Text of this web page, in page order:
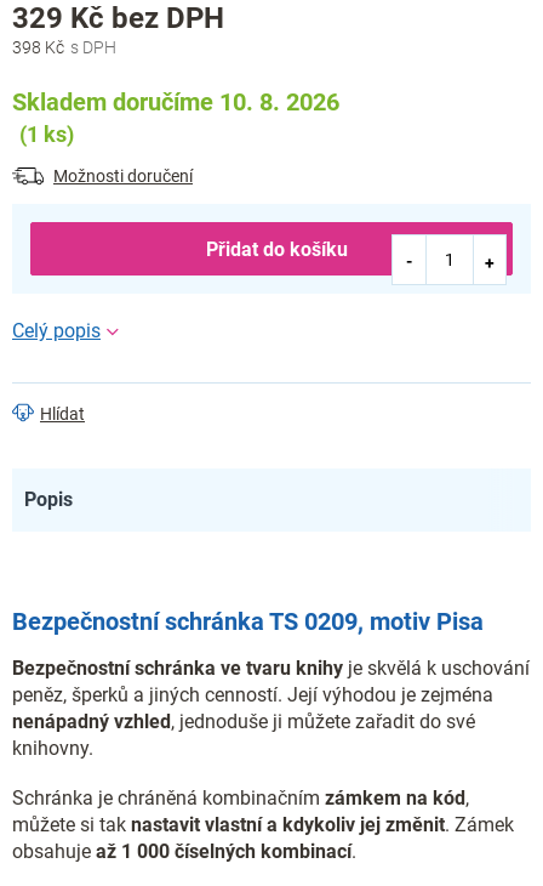
398 Kč
329 Kč bez DPH
Skladem doručíme 10. 8. 2026
(1 ks)
Možnosti doručení
Přidat do košíku
Hlídat
Popis
Bezpečnostní schránka TS 0209, motiv Pisa
Bezpečnostní schránka ve tvaru knihy je skvělá k uschování
peněz, šperků a jiných cenností. Její výhodou je zejména
nenápadný vzhled, jednoduše ji můžete zařadit do své
knihovny.
Schránka je chráněná kombinačním zámkem na kód,
můžete si tak nastavit vlastní a kdykoliv jej změnit. Zámek
obsahuje až 1 000 číselných kombinací.